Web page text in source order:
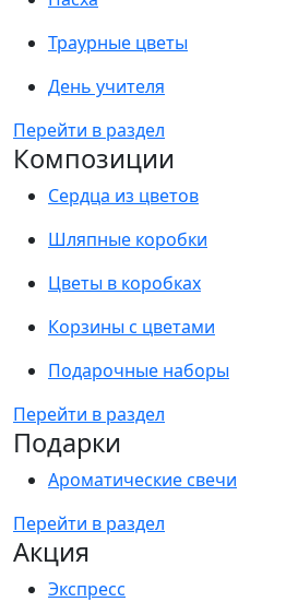
Траурные цветы
День учителя
Перейти в раздел
Композиции
Сердца из цветов
Шляпные коробки
Цветы в коробках
Корзины с цветами
Подарочные наборы
Перейти в раздел
Подарки
Ароматические свечи
Перейти в раздел
Акция
Экспресс